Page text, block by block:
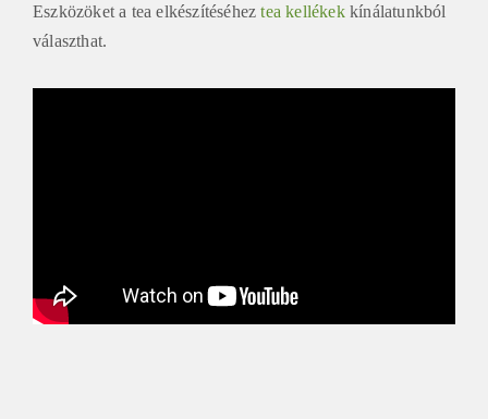
Eszközöket a tea elkészítéséhez tea kellékek kínálatunkból
választhat.